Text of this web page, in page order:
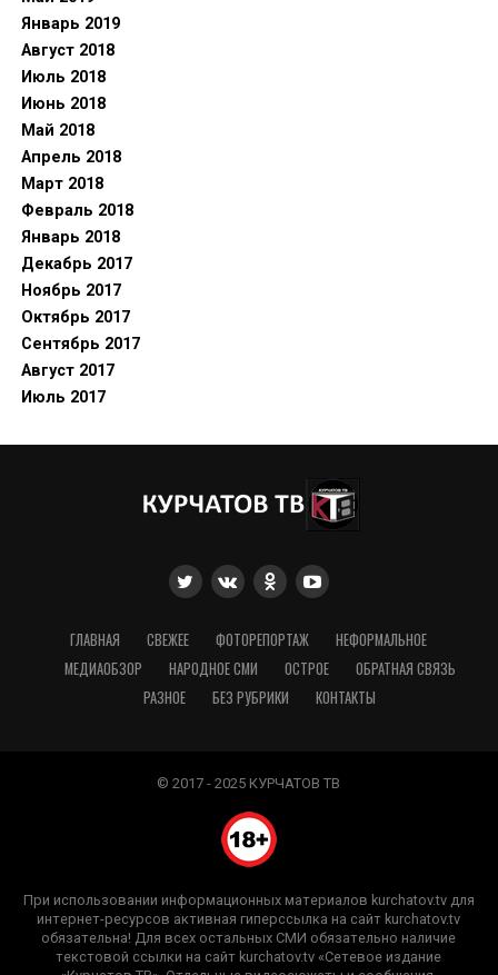
Январь 2019
Август 2018
Июль 2018
Июнь 2018
Май 2018
Апрель 2018
Март 2018
Февраль 2018
Январь 2018
Декабрь 2017
Ноябрь 2017
Октябрь 2017
Сентябрь 2017
Август 2017
Июль 2017
ГЛАВНАЯ СВЕЖЕЕ ФОТОРЕПОРТАЖ
НЕФОРМАЛЬНОЕ
МЕДИАОБЗОР
НАРОДНОЕ СМИ ОСТРОЕ
ОБРАТНАЯ СВЯЗЬ
РАЗНОЕ
БЕЗ РУБРИКИ КОНТАКТЫ
© 2017 - 2025 КУРЧАТОВ ТВ
При использовании информационных материалов kurchatov.tv для
интернет-ресурсов активная гиперссылка на сайт kurchatov.tv
обязательна! Для всех остальных СМИ обязательно наличие
текстовой ссылки на сайт kurchatov.tv «Сетевое издание